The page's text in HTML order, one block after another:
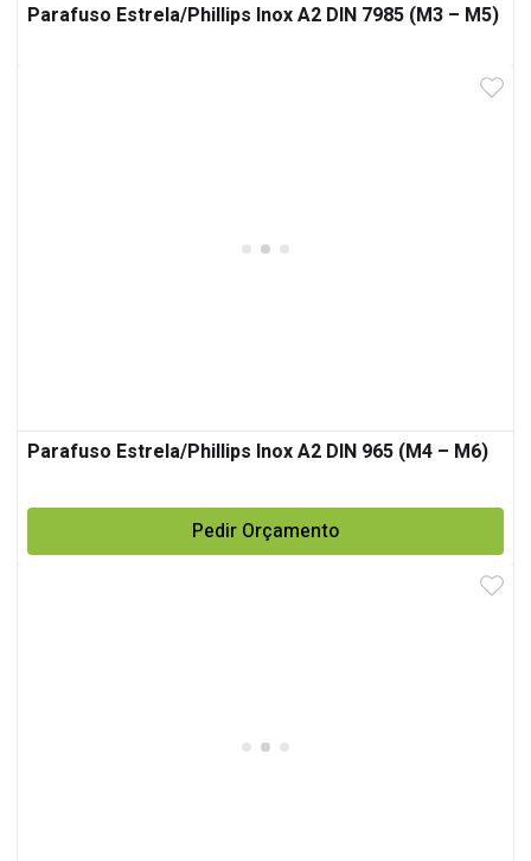
Parafuso Estrela/Phillips Inox A2 DIN 7985 (M3 – M5)
Parafuso Estrela/Phillips Inox A2 DIN 965 (M4 – M6)
Pedir Orçamento